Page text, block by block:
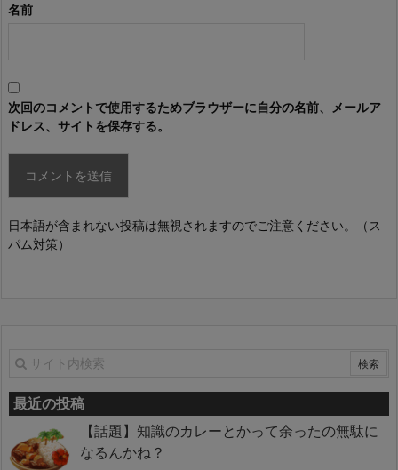
名前
次回のコメントで使用するためブラウザーに自分の名前、メールア
ドレス、サイトを保存する。
日本語が含まれない投稿は無視されますのでご注意ください。（ス
パム対策）
最近の投稿
【話題】知識のカレーとかって余ったの無駄に
なるんかね？